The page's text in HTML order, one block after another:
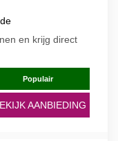
en krijg direct
Populair
AANBIEDING